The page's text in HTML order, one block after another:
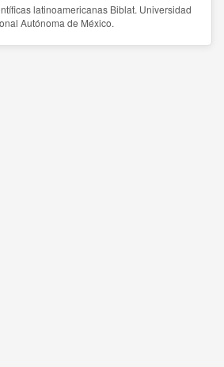
latinoamericanas Biblat. Universidad
Autónoma de México.